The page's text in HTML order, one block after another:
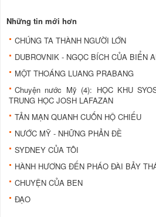
Những tin mới hơn
CHÚNG TA THÀNH NGƯỜI LỚN
DUBROVNIK - NGỌC BÍCH CỦA BIỂN
MỘT THOÁNG LUANG PRABANG
Chuyện nước Mỹ (4): HỌC KHU
TRUNG HỌC JOSH LAFAZAN
TẢN MẠN QUANH CUỐN HỘ CHIẾU
NƯỚC MỸ - NHỮNG PHẢN ĐỀ
SYDNEY CỦA TÔI
HÀNH HƯƠNG ĐẾN PHÁO ĐÀI BẢY
CHUYỆN CỦA BEN
ĐẠO